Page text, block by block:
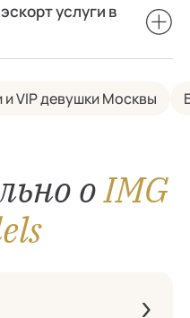
услуги в
VIP девушки Москвы
оIMG